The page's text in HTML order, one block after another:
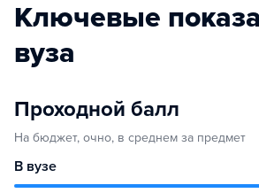
Ключевые
вуза
Проходной балл
На бюджет, очно, в среднем за предмет
В вузе